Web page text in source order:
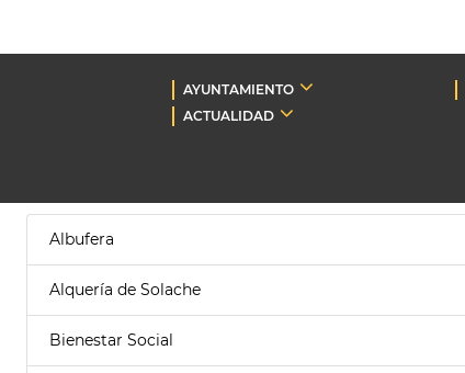
AYUNTAMIENTO
ACTUALIDAD
Albufera
Alquería de Solache
Bienestar Social